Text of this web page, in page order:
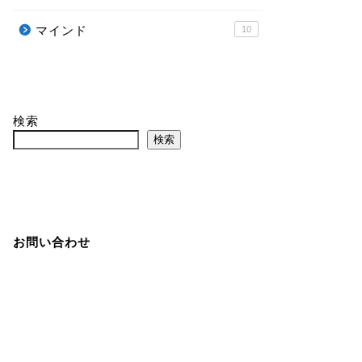
マインド 10
検索
検索
お問い合わせ